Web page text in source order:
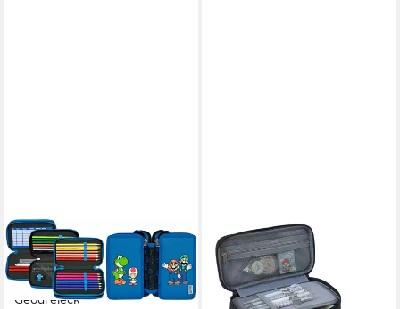
SCOOLI
Federmäppchen Tripledecker,
Super Mario, befüllt, inklusive
Geodreieck
CACHITO
Schreibgeräteetui Stifteetui
Großes Fassungsvermögen
Stifteetui Schreibwarenetui,